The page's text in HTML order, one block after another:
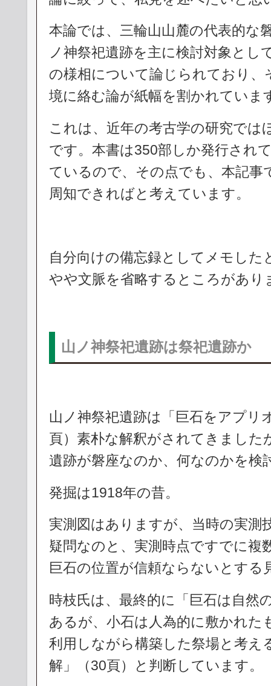
本論では、三輪山山麓の代表的な
ノ神祭祀遺跡を主に検討対象とし
の様相について論じられており、
境に絡む論が紙幅を割かれていま
これは、近年の考古学の研究では
です。本書は350部しか発行され
ているので、その点でも、本記事
周知できればと考えています。
自分向けの備忘録としてメモし
やや文脈を省略するところがあり
山ノ神祭祀遺跡は祭祀遺跡か
山ノ神祭祀遺跡は「巨石をアプリ
頁）素朴な解釈がされてきました
遺跡が磐座なのか、何なのかを検
発掘は1918年の昔。
実測図はありますが、当時の実測
疑問なのと、実測時点ですでに複
巨石の位置が信頼ならないとする
時枝氏は、最終的に「巨石は自然
あるが、小石は人為的に敷かれた
利用しながら構築した祭場と考え
解」（30頁）と判断しています。